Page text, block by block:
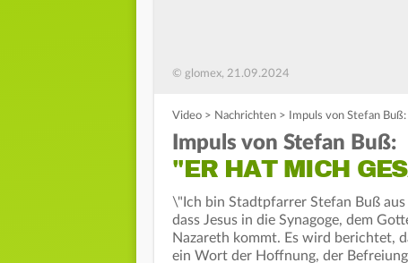
© glomex, 21.09.2024
Video > Nachrichten > Impuls von Stefan
Impuls von Stefan Buß:
"ER HAT MICH
\"Ich bin Stadtpfarrer Stefan Buß
dass Jesus in die Synagoge, dem
Nazareth kommt. Es wird berichtet,
ein Wort der Hoffnung, der